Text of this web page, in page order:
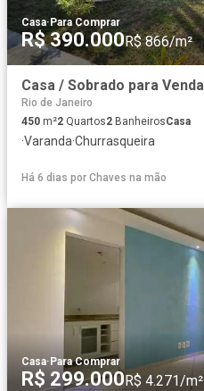
Casa· Para Comprar
R$ 390.000R$ 866/m²
Rio de Janeiro
450 m²2 Quartos2 BanheirosCasa
·Varanda·Churrasqueira
Há 6 dias por Chaves na mão
Casa·Para Comprar
R$ 299.000R$ 4.271/m²